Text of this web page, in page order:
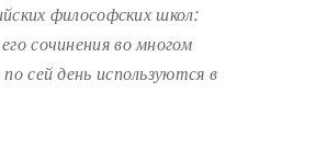
философских школ:
сочинения во многом
сей день используются в